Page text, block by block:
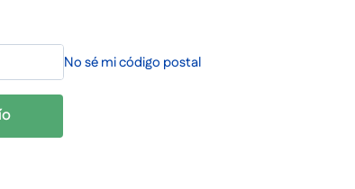
No sé mi código postal